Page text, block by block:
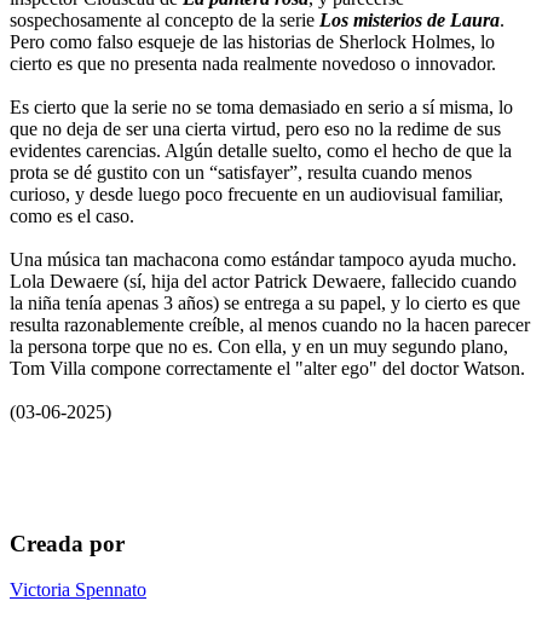
sospechosamente al concepto de la serie Los misterios de Laura.
Pero como falso esqueje de las historias de Sherlock Holmes, lo
cierto es que no presenta nada realmente novedoso o innovador.
Es cierto que la serie no se toma demasiado en serio a sí misma, lo
que no deja de ser una cierta virtud, pero eso no la redime de sus
evidentes carencias. Algún detalle suelto, como el hecho de que la
prota se dé gustito con un “satisfayer”, resulta cuando menos
curioso, y desde luego poco frecuente en un audiovisual familiar,
como es el caso.
Una música tan machacona como estándar tampoco ayuda mucho.
Lola Dewaere (sí, hija del actor Patrick Dewaere, fallecido cuando
la niña tenía apenas 3 años) se entrega a su papel, y lo cierto es que
resulta razonablemente creíble, al menos cuando no la hacen parecer
la persona torpe que no es. Con ella, y en un muy segundo plano,
Tom Villa compone correctamente el "alter ego" del doctor Watson.
(03-06-2025)
Creada por
Victoria Spennato